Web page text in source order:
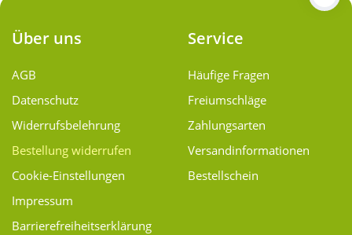
Über uns
AGB
Datenschutz
Widerrufsbelehrung
Bestellung widerrufen
Cookie-Einstellungen
Impressum
Barrierefreiheitserklärung
Service
Häufige Fragen
Freiumschläge
Zahlungsarten
Versand­informationen
Bestellschein